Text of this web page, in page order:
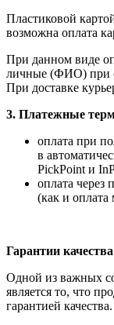
Пластиковой
возможна оплата
При данном виде
личные (ФИО) при
При доставке
3. Платежные
оплата при
в
PickPoint и
оплата
(как и оплата
Гарантии
Одной из важных
является то, что
гарантией качества.